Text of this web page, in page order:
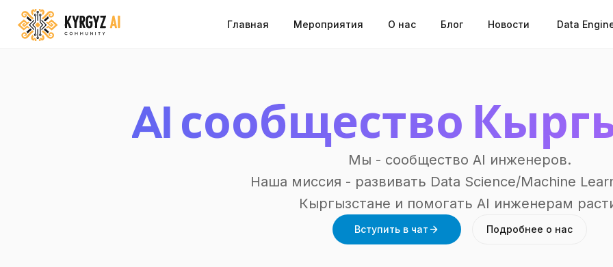
Главная Мероприятия О нас Блог Новости Data
AI сообщество
Мы - сообщество AI инженеров.
Наша миссия - развивать Data Science/Machine
Кыргызстане и помогать AI инженерам
Вступить в чат Подробнее о нас